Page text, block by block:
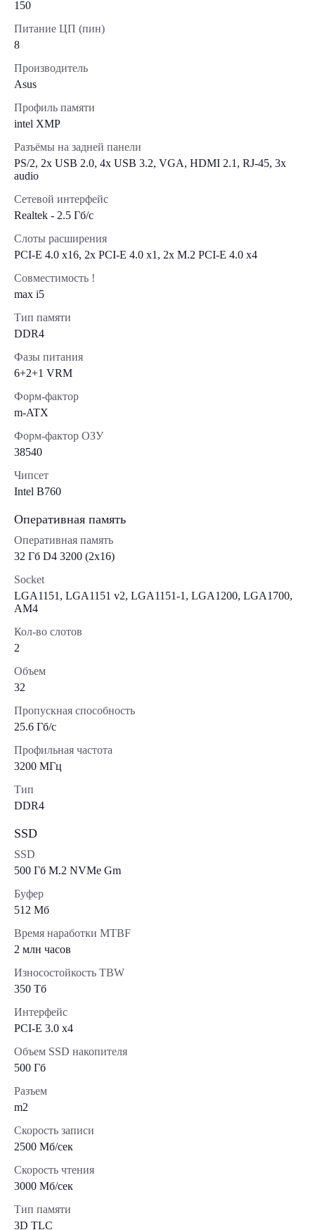
150
Питание ЦП (пин)
8
Производитель
Asus
Профиль памяти
intel XMP
Разъёмы на задней панели
PS/2, 2x USB 2.0, 4x USB 3.2, VGA, HDMI 2.1, RJ-45, 3x
audio
Сетевой интерфейс
Realtek - 2.5 Гб/с
Слоты расширения
PCI-E 4.0 x16, 2x PCI-E 4.0 x1, 2x M.2 PCI-E 4.0 х4
Совместимость !
max i5
Тип памяти
DDR4
Фазы питания
6+2+1 VRM
Форм-фактор
m-ATX
Форм-фактор ОЗУ
38540
Чипсет
Intel B760
Оперативная память
Оперативная память
32 Гб D4 3200 (2x16)
Socket
LGA1151, LGA1151 v2, LGA1151-1, LGA1200, LGA1700,
AM4
Кол-во слотов
2
Объем
32
Пропускная способность
25.6 Гб/с
Профильная частота
3200 МГц
Тип
DDR4
SSD
SSD
500 Гб M.2 NVMe Gm
Буфер
512 Мб
Время наработки MTBF
2 млн часов
Износостойкость TBW
350 Тб
Интерфейс
PCI-E 3.0 x4
Объем SSD накопителя
500 Гб
Разъем
m2
Скорость записи
2500 Мб/сек
Скорость чтения
3000 Мб/сек
Тип памяти
3D TLC